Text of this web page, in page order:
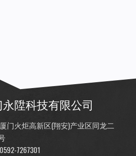
陞科技有限公司
门火炬高新区(翔安)产业区同龙二
0592-7267301